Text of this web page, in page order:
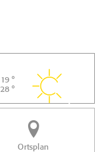
19 °
28 °
Ortsplan